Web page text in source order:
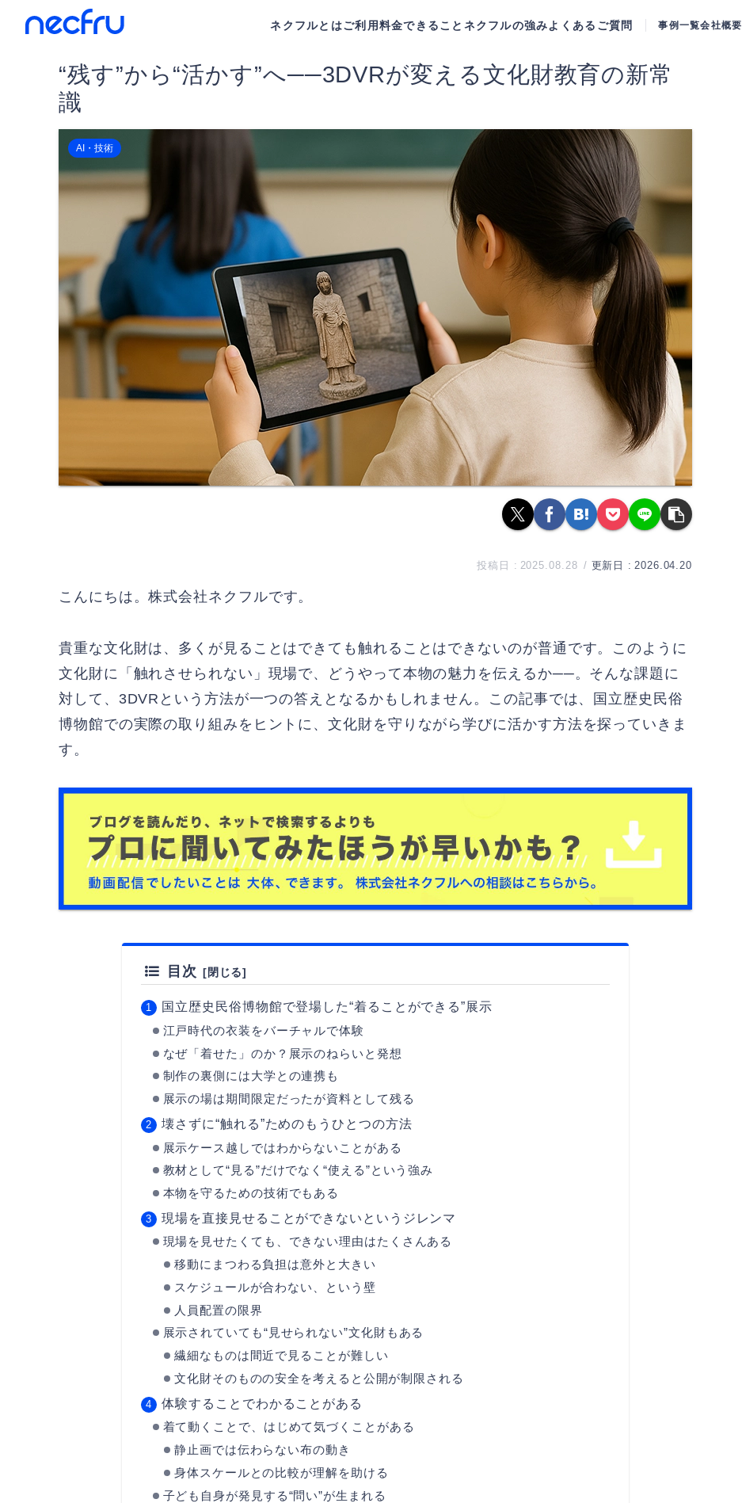
ネクフルとはご利用料金できること ネクフルの強みよくあるご質問 事例一覧会社概要
“残す”から“活かす”へ──3DVRが変える文化財教育の新常
識
AI・技術
2025.08.28 2026.04.20
こんにちは。株式会社ネクフルです。
貴重な文化財は、多くが見ることはできても触れることはできないのが普通です。このように
文化財に「触れさせられない」現場で、どうやって本物の魅力を伝えるか──。そんな課題に
対して、3DVRという方法が一つの答えとなるかもしれません。この記事では、国立歴史民俗
博物館での実際の取り組みをヒントに、文化財を守りながら学びに活かす方法を探っていきま
す。
目次
国立歴史民俗博物館で登場した“着ることができる”展示
江戸時代の衣装をバーチャルで体験
なぜ「着せた」のか？展示のねらいと発想
制作の裏側には大学との連携も
展示の場は期間限定だったが資料として残る
壊さずに“触れる”ためのもうひとつの方法
展示ケース越しではわからないことがある
教材として“見る”だけでなく“使える”という強み
本物を守るための技術でもある
現場を直接見せることができないというジレンマ
現場を見せたくても、できない理由はたくさんある
移動にまつわる負担は意外と大きい
スケジュールが合わない、という壁
人員配置の限界
展示されていても“見せられない”文化財もある
繊細なものは間近で見ることが難しい
文化財そのものの安全を考えると公開が制限される
体験することでわかることがある
着て動くことで、はじめて気づくことがある
静止画では伝わらない布の動き
身体スケールとの比較が理解を助ける
子ども自身が発見する“問い”が生まれる